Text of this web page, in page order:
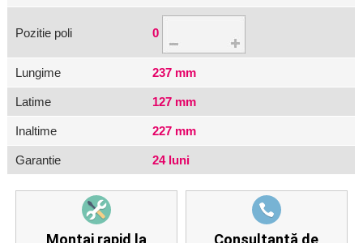
Pozitie poli 0
Lungime 237 mm
Latime 127 mm
Inaltime 227 mm
Garantie 24 luni
Montaj rapid la Consultanță de